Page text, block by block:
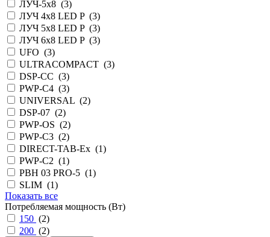
ЛУЧ-5х8 (3)
ЛУЧ 4х8 LED P (3)
ЛУЧ 5х8 LED P (3)
ЛУЧ 6х8 LED P (3)
UFO (3)
ULTRACOMPACT (3)
DSP-CC (3)
PWP-С4 (3)
UNIVERSAL (2)
DSP-07 (2)
PWP-OS (2)
PWP-С3 (2)
DIRECT-TAB-Ex (1)
PWP-С2 (1)
PBH 03 PRO-5 (1)
SLIM (1)
Показать все
Потребляемая мощность (Вт)
150 (2)
200 (2)